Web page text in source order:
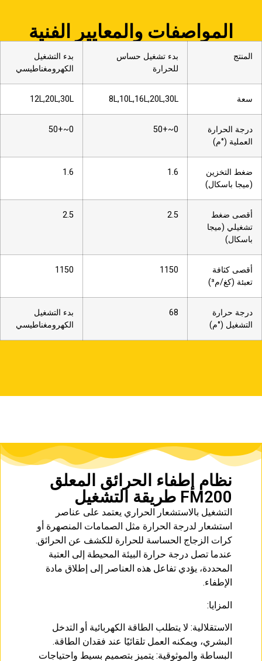
المواصفات والمعايير الفنية
المنتج
بدء تشغيل حساس
للحرارة
بدء التشغيل
الكهرومغناطيسي
سعة 8L,10L,16L,20L,30L
12L,20L,30L
درجة الحرارة
العملية (°م)
0~+50
0~+50
ضغط التخزين
(ميجا باسكال)
1.6
1.6
أقصى ضغط
تشغيلي (ميجا
باسكال)
2.5
2.5
أقصى كثافة
تعبئة (كغ/م³)
1150
1150
درجة حرارة
التشغيل (°م)
68
بدء التشغيل
الكهرومغناطيسي
نظام إطفاء الحرائق المعلق
FM200 طريقة التشغيل
التشغيل بالاستشعار الحراري يعتمد على عناصر
استشعار لدرجة الحرارة مثل الصمامات المنصهرة أو
كرات الزجاج الحساسة للحرارة للكشف عن الحرائق.
عندما تصل درجة حرارة البيئة المحيطة إلى العتبة
المحددة، يؤدي تفاعل هذه العناصر إلى إطلاق مادة
الإطفاء.
المزايا:
الاستقلالية: لا يتطلب الطاقة الكهربائية أو التدخل
البشري، ويمكنه العمل تلقائيًا عند فقدان الطاقة.
البساطة والموثوقية: يتميز بتصميم بسيط واحتياجات